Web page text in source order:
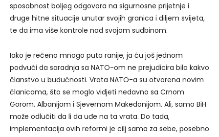
sposobnost boljeg odgovora na sigurnosne prijetnje i
druge hitne situacije unutar svojih granica i diljem svijeta,
te da ima više kontrole nad svojom sudbinom.
Iako je rečeno mnogo puta ranije, ja ću još jednom
podvući da saradnja sa NATO-om ne prejudicira bilo kakvo
članstvo u budućnosti. Vrata NATO-a su otvorena novim
članicama, što se moglo vidjeti nedavno sa Crnom
Gorom, Albanijom i Sjevernom Makedonijom. Ali, samo BiH
može odlučiti da li da uđe na ta vrata. Do tada,
implementacija ovih reformi je cilj sama za sebe, posebno